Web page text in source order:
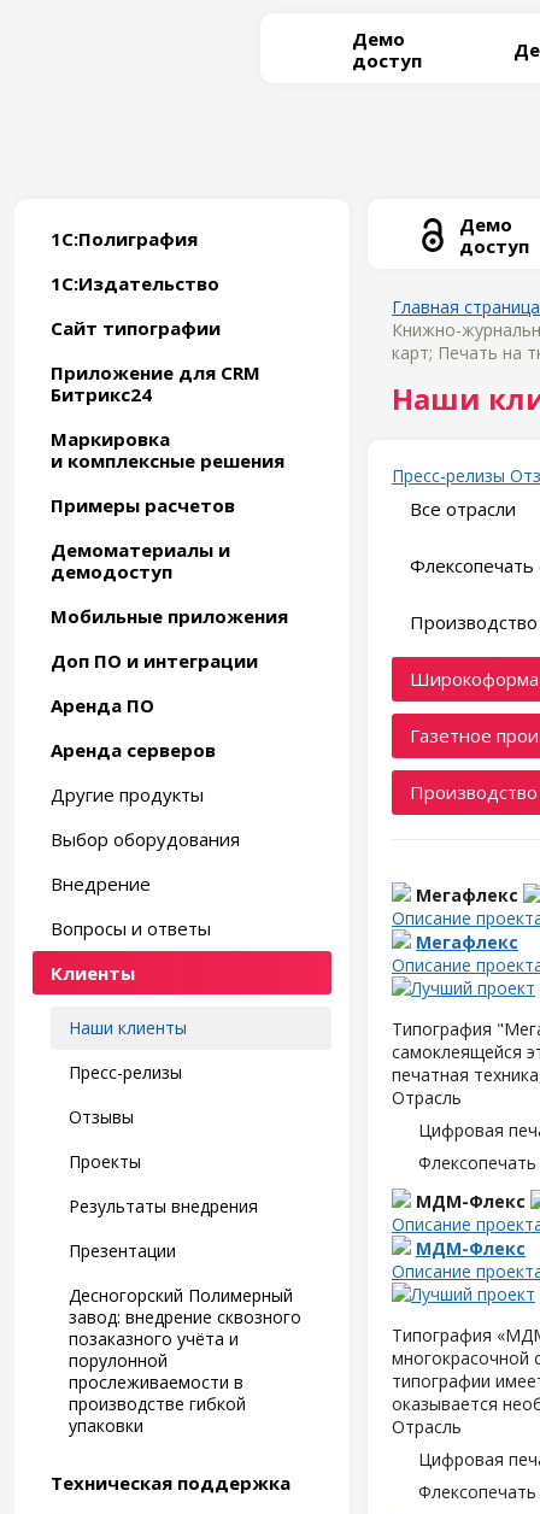
Демо
доступ
1С:Полиграфия
1С:Издательство
Сайт типографии
Приложение для CRM
Битрикс24
Маркировка
и комплексные решения
Примеры расчетов
Демоматериалы и
демодоступ
Мобильные приложения
Доп ПО и интеграции
Аренда ПО
Аренда серверов
Другие продукты
Выбор оборудования
Внедрение
Вопросы и ответы
Клиенты
Наши клиенты
Пресс-релизы
Отзывы
Проекты
Результаты внедрения
Презентации
Десногорский Полимерный
завод: внедрение сквозного
позаказного учёта и
порулонной
прослеживаемости в
производстве гибкой
упаковки
Техническая поддержка
Демо
доступ
Главная страница
Книжно-
карт; Печать на
Наши
Пресс-релизы
Все отрасли
Флексопечать
Производство
Газетное
Производство
Мегафлекс
Описание
Мегафлекс
Описание
Типография
самоклеящейся
печатная
Отрасль
Цифровая
МДМ-Флекс
Описание
МДМ-Флекс
Описание
Типография
многокрасочной
типографии
оказывается
Отрасль
Цифровая